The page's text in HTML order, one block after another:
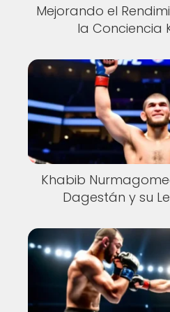
Mejorando el
la Conciencia
Khabib
Dagestán y su